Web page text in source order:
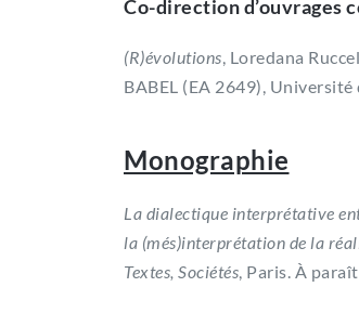
Co-direction d’ouvrages
(R)évolutions, Loredana
BABEL (EA 2649),
Monographie
La dialectique interprétative
la (més)interprétation de la
Textes, Sociétés, Paris. À